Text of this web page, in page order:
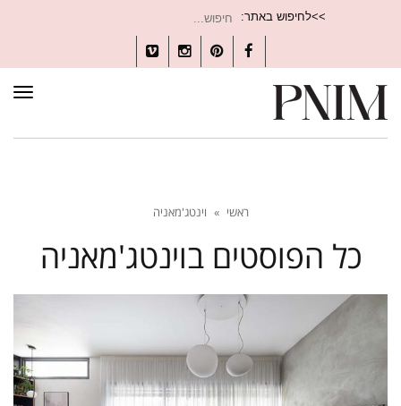
>>לחיפוש באתר:
עבור:
Facebook
Pinterest
Instagram
Vimeo
ראשי » וינטג'מאניה
כל הפוסטים בוינטג'מאניה